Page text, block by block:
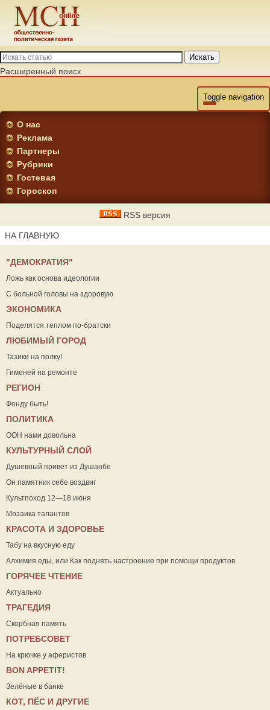
Искать
Расширенный поиск
Toggle navigation
О нас
Реклама
Партнеры
Рубрики
Гостевая
Гороскоп
RSS версия
НА ГЛАВНУЮ
"ДЕМОКРАТИЯ"
Ложь как основа идеологии
С больной головы на здоровую
ЭКОНОМИКА
Поделятся теплом по-братски
ЛЮБИМЫЙ ГОРОД
Тазики на полку!
Гименей на ремонте
РЕГИОН
Фонду быть!
ПОЛИТИКА
ООН нами довольна
КУЛЬТУРНЫЙ СЛОЙ
Душевный привет из Душанбе
Он памятник себе воздвиг
Культпоход 12—18 июня
Мозаика талантов
КРАСОТА И ЗДОРОВЬЕ
Табу на вкусную еду
Алхимия еды, или Как поднять настроение при помощи продуктов
ГОРЯЧЕЕ ЧТЕНИЕ
Актуально
ТРАГЕДИЯ
Скорбная память
ПОТРЕБСОВЕТ
На крючке у аферистов
ВON APPETIT!
Зелёные в банке
КОТ, ПЁС И ДРУГИЕ